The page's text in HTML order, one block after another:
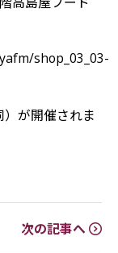
shop_03_03-
が開催されま
次の記事へ